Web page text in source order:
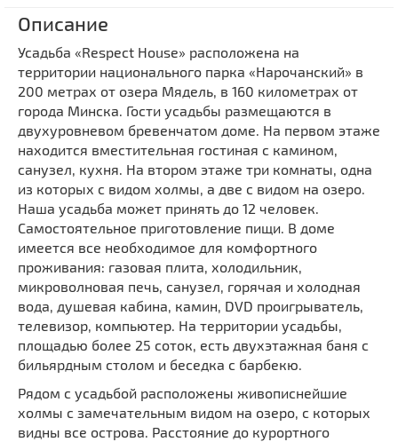
Описание
Усадьба «Respect House» расположена на
территории национального парка «Нарочанский» в
200 метрах от озера Мядель, в 160 километрах от
города Минска. Гости усадьбы размещаются в
двухуровневом бревенчатом доме. На первом этаже
находится вместительная гостиная с камином,
санузел, кухня. На втором этаже три комнаты, одна
из которых с видом холмы, а две с видом на озеро.
Наша усадьба может принять до 12 человек.
Самостоятельное приготовление пищи. В доме
имеется все необходимое для комфортного
проживания: газовая плита, холодильник,
микроволновая печь, санузел, горячая и холодная
вода, душевая кабина, камин, DVD проигрыватель,
телевизор, компьютер. На территории усадьбы,
площадью более 25 соток, есть двухэтажная баня с
бильярдным столом и беседка с барбекю.
Рядом с усадьбой расположены живописнейшие
холмы с замечательным видом на озеро, с которых
видны все острова. Расстояние до курортного